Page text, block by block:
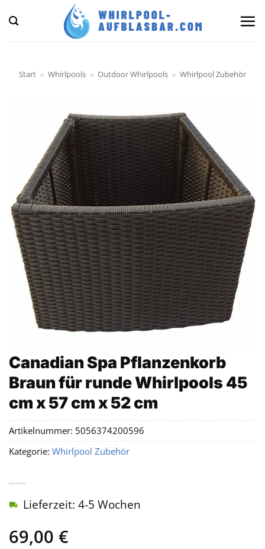
Inhalt
springen
Start » Whirlpools » Outdoor Whirlpools » Whirlpool Zubehör
Canadian Spa Pflanzenkorb
Braun für runde Whirlpools 45
cm x 57 cm x 52 cm
69,00 €
Lieferzeit: 4-5 Wochen
Artikelnummer: 5056374200596
Kategorie: Whirlpool Zubehör